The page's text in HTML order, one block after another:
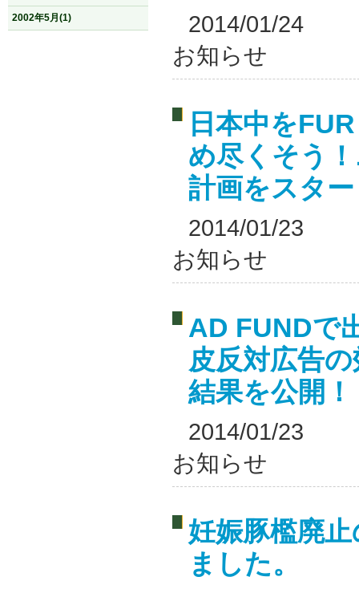
2014/01/24
お知らせ
日本中を
め尽くそう
計画をスタ
2014/01/23
お知らせ
AD FUNDで
皮反対広告
結果を公開！
2014/01/23
お知らせ
妊娠豚檻廃
ました。
2002年5月(1)